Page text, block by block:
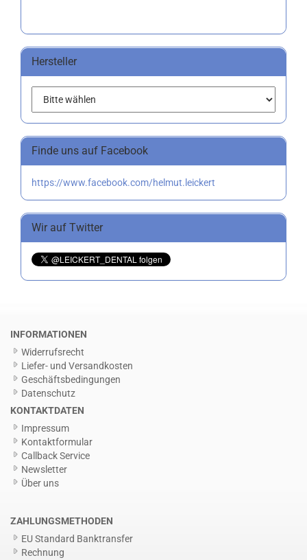
Hersteller
Finde uns auf Facebook
https://www.facebook.com/helmut.leickert
Wir auf Twitter
INFORMATIONEN
Widerrufsrecht
Liefer- und Versandkosten
Geschäftsbedingungen
Datenschutz
KONTAKTDATEN
Impressum
Kontaktformular
Callback Service
Newsletter
Über uns
ZAHLUNGSMETHODEN
EU Standard Banktransfer
Rechnung